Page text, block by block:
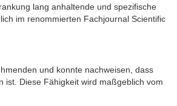
lang anhaltende und spezifische
im renommierten Fachjournal Scientific
und konnte nachweisen, dass
ist. Diese Fähigkeit wird maßgeblich vom